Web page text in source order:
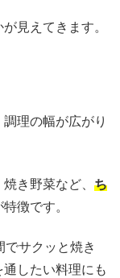
見えてきます。
理の幅が広がり
き野菜など、 ち
徴です。
でサクッと焼き
したい料理にも